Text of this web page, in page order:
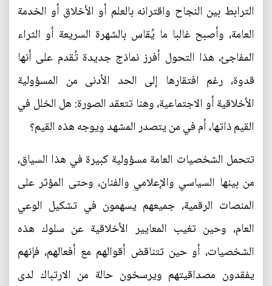
الترابط بين النجاح واقترانه بالعلم أو الأخلاق أو الخدمة
العامة، وأصبح غالبا ما يُقاس بالشهرة السريعة أو الثراء
المفاجئ، هذا التحول أفرز نماذج جديدة تُقدم على أنها
قدوة، رغم افتقارها إلى الحد الأدنى من المسؤولية
الأخلاقية أو الاجتماعية، وهنا تتعقد الصورة: هل الخلل في
القيم ذاتها، أم في من يتصدر المشهد ويوجه هذه القيم؟
تتحمل الشخصيات العامة مسؤولية كبيرة في هذا السياق،
من بينها السياسي والإعلامي والفنان، وحتى المؤثر على
المنصات الرقمية، جميعهم يسهمون في تشكيل الوعي
العام، وحين تغيب المعايير الأخلاقية عن سلوك هذه
الشخصيات، أو حين تتناقض أقوالهم مع أفعالهم، فإنهم
يفقدون مصداقيتهم ويرسخون حالة من الارتباك لدى